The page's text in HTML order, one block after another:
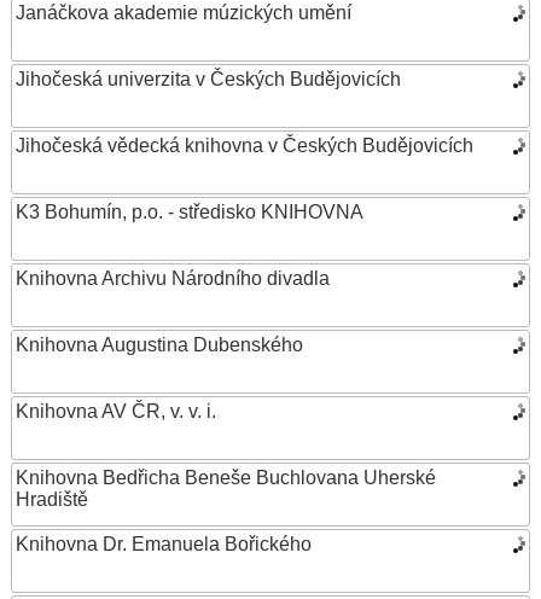
Janáčkova akademie múzických umění
Jihočeská univerzita v Českých Budějovicích
Jihočeská vědecká knihovna v Českých Budějovicích
K3 Bohumín, p.o. - středisko KNIHOVNA
Knihovna Archivu Národního divadla
Knihovna Augustina Dubenského
Knihovna AV ČR, v. v. i.
Knihovna Bedřicha Beneše Buchlovana Uherské
Hradiště
Knihovna Dr. Emanuela Bořického